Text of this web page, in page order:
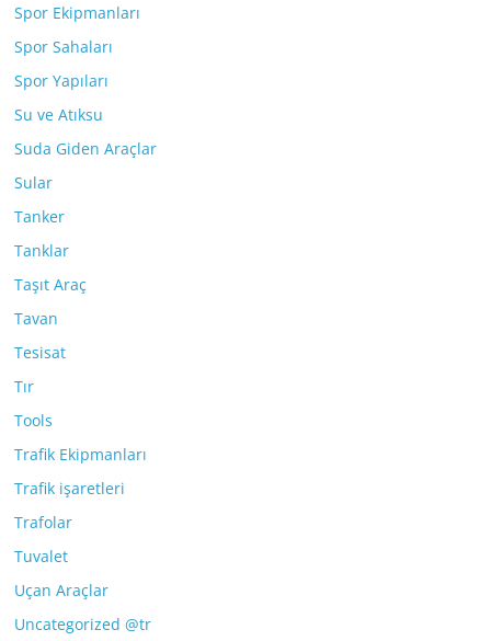
Spor Ekipmanları
Spor Sahaları
Spor Yapıları
Su ve Atıksu
Suda Giden Araçlar
Sular
Tanker
Tanklar
Taşıt Araç
Tavan
Tesisat
Tır
Tools
Trafik Ekipmanları
Trafik işaretleri
Trafolar
Tuvalet
Uçan Araçlar
Uncategorized @tr